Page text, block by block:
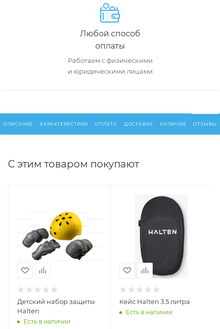
Любой способ
оплаты
Работаем с физическими
и юридическими лицами
ОПИСАНИЕ ХАРАКТЕРИСТИКИ ОПЛАТА ДОСТАВКА НАЛИЧИЕ ОТЗЫВЫ
С этим товаром покупают
Детский набор защиты
Halten
Есть в наличии
Кейс Halten 3.5 литра
Есть в наличии